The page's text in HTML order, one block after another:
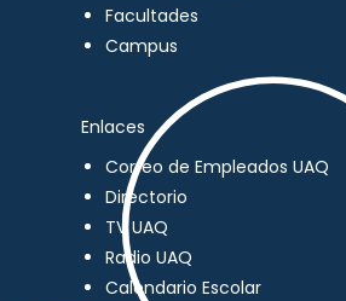
Facultades
Campus
Enlaces
Correo de Empleados UAQ
Directorio
TV UAQ
Radio UAQ
Calendario Escolar